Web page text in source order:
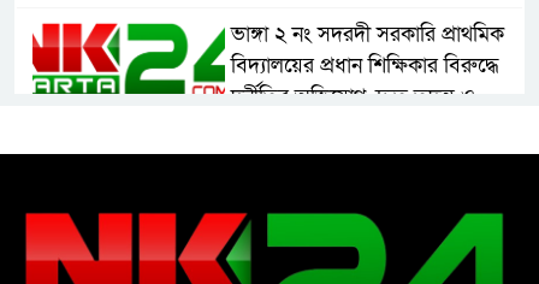
ভাঙ্গা ২ নং সদরদী সরকারি প্রাথমিক
বিদ্যালয়ের প্রধান শিক্ষিকার বিরুদ্ধে
দুর্নীতির অভিযোগ, দ্রুত তদন্ত ও
সেলিম